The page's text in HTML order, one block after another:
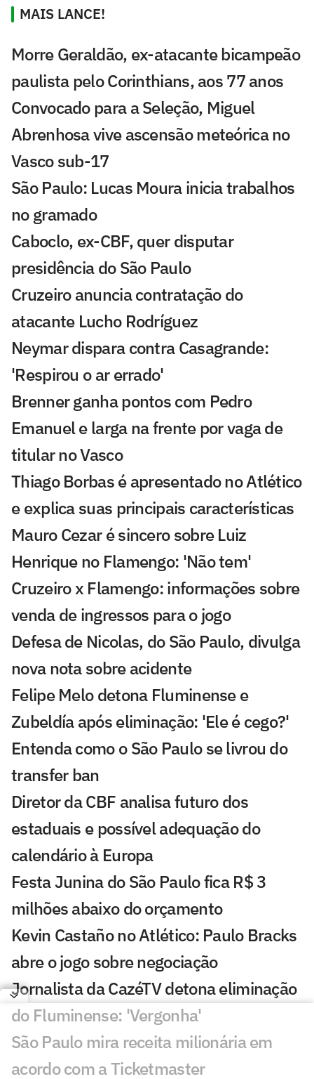
MAIS LANCE!
Morre Geraldão, ex-atacante bicampeão
paulista pelo Corinthians, aos 77 anos
Convocado para a Seleção, Miguel
Abrenhosa vive ascensão meteórica no
Vasco sub-17
São Paulo: Lucas Moura inicia trabalhos
no gramado
Caboclo, ex-CBF, quer disputar
presidência do São Paulo
Cruzeiro anuncia contratação do
atacante Lucho Rodríguez
Neymar dispara contra Casagrande:
'Respirou o ar errado'
Brenner ganha pontos com Pedro
Emanuel e larga na frente por vaga de
titular no Vasco
Thiago Borbas é apresentado no Atlético
e explica suas principais características
Mauro Cezar é sincero sobre Luiz
Henrique no Flamengo: 'Não tem'
Cruzeiro x Flamengo: informações sobre
venda de ingressos para o jogo
Defesa de Nicolas, do São Paulo, divulga
nova nota sobre acidente
Felipe Melo detona Fluminense e
Zubeldía após eliminação: 'Ele é cego?'
Entenda como o São Paulo se livrou do
transfer ban
Diretor da CBF analisa futuro dos
estaduais e possível adequação do
calendário à Europa
Festa Junina do São Paulo fica R$ 3
milhões abaixo do orçamento
Kevin Castaño no Atlético: Paulo Bracks
abre o jogo sobre negociação
Jornalista da CazéTV detona eliminação
do Fluminense: 'Vergonha'
São Paulo mira receita milionária em
acordo com a Ticketmaster